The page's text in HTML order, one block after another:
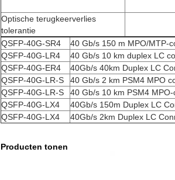
Optische terugkeerverlies
tolerantie
QSFP-40G-SR4
40 Gb/s 150 m MPO/MTP-
QSFP-40G-LR4
40 Gb/s 10 km duplex LC
QSFP-40G-ER4
40Gb/s 40km Duplex LC
QSFP-40G-LR-S
40 Gb/s 2 km PSM4 MPO
QSFP-40G-LR-S
40 Gb/s 10 km PSM4
QSFP-40G-LX4
40Gb/s 150m Duplex LC
QSFP-40G-LX4
40Gb/s 2km Duplex LC
Producten tonen